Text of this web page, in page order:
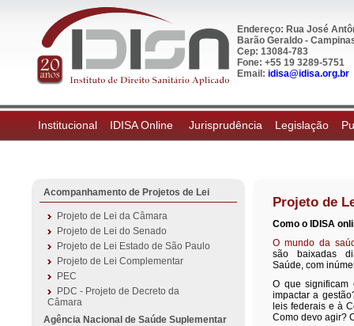
Endereço: Rua José
Barão Geraldo -
Cep: 13084-783
Fone: +55 19 3289-5751
Email: idisa@idisa.org.br
Institucional IDISA Online Jurisprudência Legislação
Acompanhamento de Projetos de Lei
Projeto de Lei da Câmara
Projeto de Lei do Senado
Projeto de Lei Estado de São Paulo
Projeto de Lei Complementar
PEC
PDC - Projeto de Decreto da
Câmara
Agência Nacional de Saúde Suplementar
Projeto de
Como o IDISA
O mundo da
são baixadas
Saúde, com
O que significam
impactar a
leis federais e à
Como devo agir?